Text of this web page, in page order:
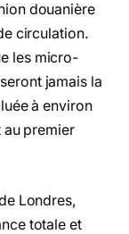
douanière
circulation.
les micro-
jamais la
à environ
premier
Londres,
totale et